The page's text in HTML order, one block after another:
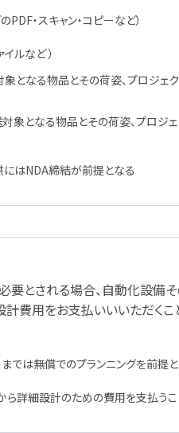
・スキャン・コピーなど）
ルなど ）
となる物品とその荷姿、プロジェ
象となる物品とその荷姿、プロジ
にはNDA締結が前提となる
要とされる場合、自動化設備
費用をお支払いいいただくこ
では無償でのプランニングを前提
詳細設計のための費用を支払う